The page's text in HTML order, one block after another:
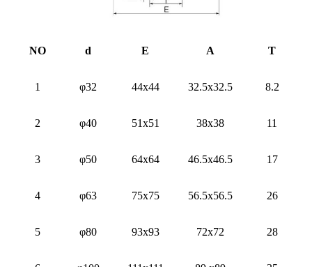
NO d E A T
1 φ32 44x44 32.5x32.5 8.2
2 φ40 51x51 38x38 11
3 φ50 64x64 46.5x46.5 17
4 φ63 75x75 56.5x56.5 26
5 φ80 93x93 72x72 28